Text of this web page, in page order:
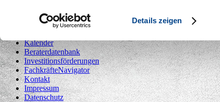
Details zeigen
Ideenpool
Kalender
Beraterdatenbank
Investitionsförderungen
FachkräfteNavigator
Kontakt
Impressum
Datenschutz